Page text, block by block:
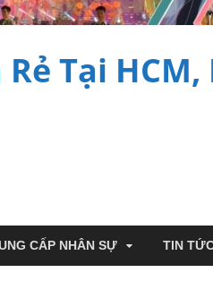
Tại
CẤP NHÂN SỰ TIN